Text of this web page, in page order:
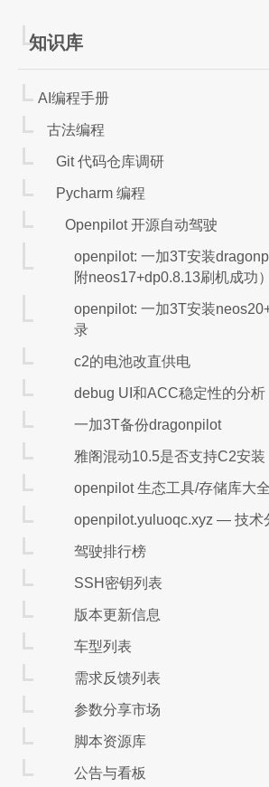
Ollama
官网：https://ollama.ai/
特点：llama官方文档
推荐的模型：llama，
安装ollama
下载解压ziphttps://
配置环境变量
执行路径
模型路径
定义端口
跨域配置
验证：ollama -v
启动服务
Start-
停止 ollama stop
查看进程：
tasklist
结束进程：taskkill /IM
运行：ollama run
停止：ollama stop
启动可视化
创建环境：conda
知识库
AI编程手册
古法编程
Git 代码仓库调研
Pycharm 编程
Openpilot 开源自动驾驶
openpilot: 一加3T安装
附neos17+dp0.8.13刷机成功）
openpilot: 一加3T安装
录
c2的电池改直供电
debug UI和ACC稳定性的分析
一加3T备份dragonpilot
雅阁混动10.5是否支持C2安装
openpilot 生态工具/存储库大全
openpilot.yuluoqc.xyz — 技术
驾驶排行榜
SSH密钥列表
版本更新信息
车型列表
需求反馈列表
参数分享市场
脚本资源库
公告与看板